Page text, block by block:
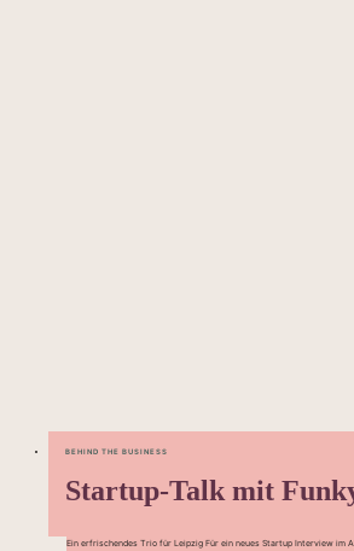
BEHIND THE BUSINESS
Startup-Talk mit
Ein erfrischendes Trio für Leipzig Für ein neues Startup Interview im